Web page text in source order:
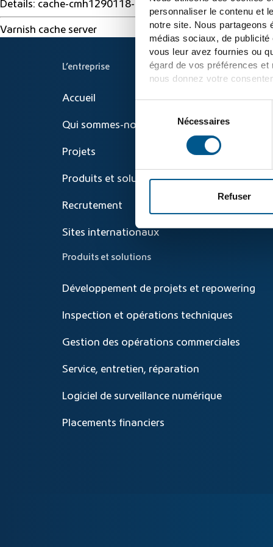
personnaliser le contenu et
notre site. Nous partageons
médias sociaux, de
vous leur avez fournies ou
égard de vos préférences
nous donnez votre
cookiesetinformations
du
consentement
Nécessaires
Refuser
Details: cache-cmh1290118-CMH 1786003209
Varnish cache server
L’entreprise
Accueil
Qui sommes-nous
Projets
Produits et solutions
Recrutement
Sites internationaux
Produits et solutions
Développement de projets et repowering
Inspection et opérations techniques
Gestion des opérations commerciales
Service, entretien, réparation
Logiciel de surveillance numérique
Placements financiers